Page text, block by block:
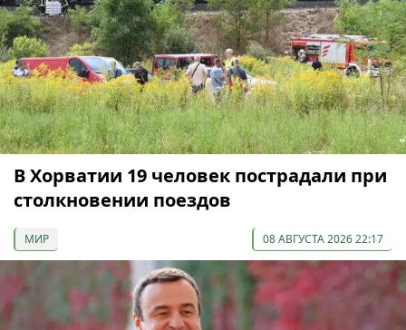
В Хорватии 19 человек пострадали при
столкновении поездов
МИР 08 АВГУСТА 2026 22:17